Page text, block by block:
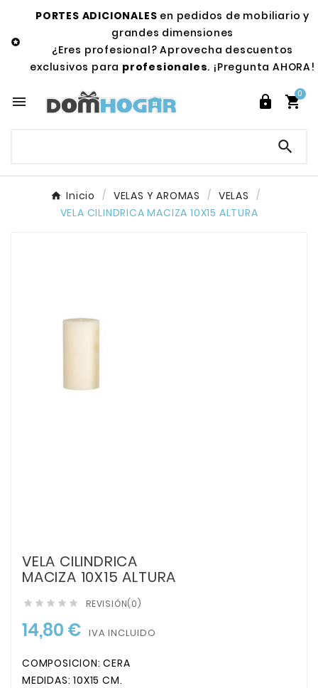

PORTES ADICIONALES en pedidos de mobiliario y
grandes dimensiones
¿Eres profesional? Aprovecha descuentos
exclusivos para profesionales. ¡Pregunta AHORA!
  
0

Inicio VELAS Y AROMAS
VELAS
VELA CILINDRICA MACIZA 10X15 ALTURA
VELA CILINDRICA
MACIZA 10X15 ALTURA
     REVISIÓN(0)
14,80 € IVA INCLUIDO
COMPOSICION: CERA
MEDIDAS: 10X15 CM.